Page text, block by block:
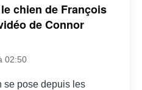
chien de François
de Connor
02:50
se pose depuis les